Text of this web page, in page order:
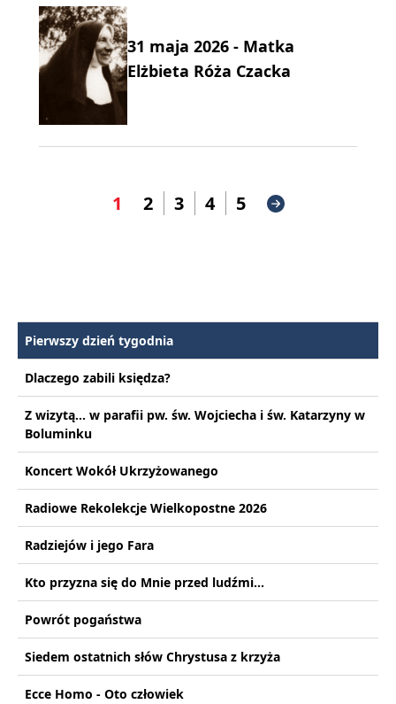
31 maja 2026 - Matka
Elżbieta Róża Czacka
1 2 3 4 5
Pierwszy dzień tygodnia
Dlaczego zabili księdza?
Z wizytą... w parafii pw. św. Wojciecha i św. Katarzyny w
Boluminku
Koncert Wokół Ukrzyżowanego
Radiowe Rekolekcje Wielkopostne 2026
Radziejów i jego Fara
Kto przyzna się do Mnie przed ludźmi...
Powrót pogaństwa
Siedem ostatnich słów Chrystusa z krzyża
Ecce Homo - Oto człowiek